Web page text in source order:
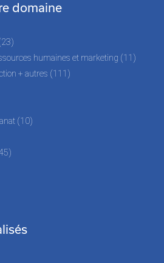
domaine
humaines et marketing (11)
+ autres (111)
(10)